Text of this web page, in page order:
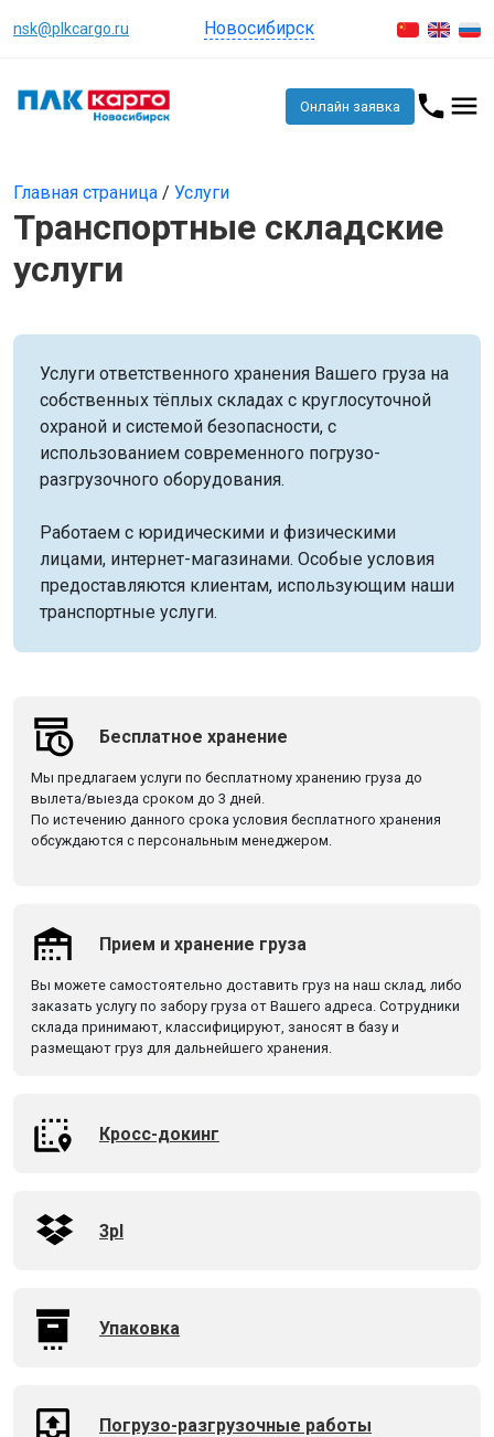
nsk@plkcargo.ru Новосибирск
Онлайн заявка
Главная страница / Услуги
Транспортные складские
услуги
Услуги ответственного хранения Вашего груза на
собственных тёплых складах с круглосуточной
охраной и системой безопасности, с
использованием современного погрузо-
разгрузочного оборудования.
Работаем с юридическими и физическими
лицами, интернет-магазинами. Особые условия
предоставляются клиентам, использующим наши
транспортные услуги.
Бесплатное хранение
Мы предлагаем услуги по бесплатному хранению груза до
вылета/выезда сроком до 3 дней.
По истечению данного срока условия бесплатного хранения
обсуждаются с персональным менеджером.
Прием и хранение груза
Вы можете самостоятельно доставить груз на наш склад, либо
заказать услугу по забору груза от Вашего адреса. Сотрудники
склада принимают, классифицируют, заносят в базу и
размещают груз для дальнейшего хранения.
Кросс-докинг
3pl
Упаковка
Погрузо-разгрузочные работы